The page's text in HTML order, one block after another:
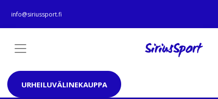
info@siriussport.fi
URHEILUVÄLINEKAUPPA